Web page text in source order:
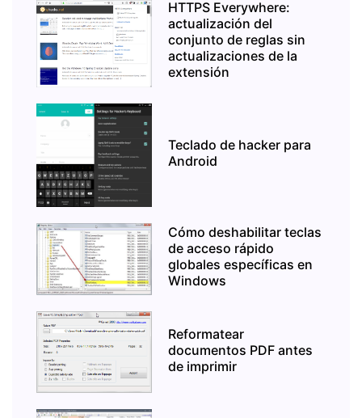
HTTPS Everywhere:
actualización del
conjunto de reglas sin
actualizaciones de la
extensión
Teclado de hacker para
Android
Cómo deshabilitar teclas
de acceso rápido
globales específicas en
Windows
Reformatear
documentos PDF antes
de imprimir